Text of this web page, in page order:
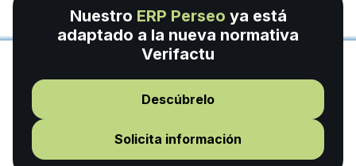
Nuestro ERP Perseo ya está
adaptado a la nueva normativa
Verifactu
Descúbrelo
Solicita información